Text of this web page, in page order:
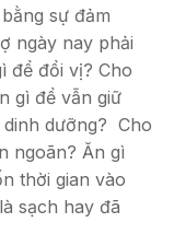
sự đảm
ngày nay phải
để đổi vị? Cho
gì để vẫn giữ
dưỡng? Cho
ngoãn? Ăn gì
thời gian vào
sạch hay đã